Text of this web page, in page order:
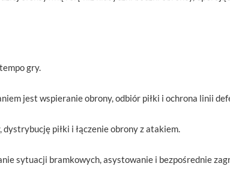
gry.
jest wspieranie obrony, odbiór piłki i ochrona linii
piłki i łączenie obrony z atakiem.
sytuacji bramkowych, asystowanie i bezpośrednie